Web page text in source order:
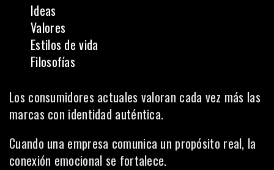
Ideas
Valores
Estilos de vida
Filosofías
Los consumidores actuales valoran cada vez más las
marcas con identidad auténtica.
Cuando una empresa comunica un propósito real, la
conexión emocional se fortalece.